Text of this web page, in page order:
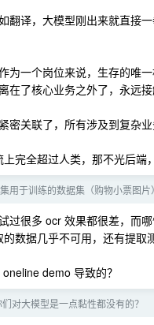
翻译，大模型刚出来就直接
为一个岗位来说，生存的唯
在了核心业务之外了，永远
密关联了，所有涉及到复杂
完全超过人类，那不光后端
用于训练的数据集（购物小票图片
过很多 ocr 效果都很差，而
数据几乎不可用，还有提取
demo 导致的？
对大模型是一点黏性都没有的？